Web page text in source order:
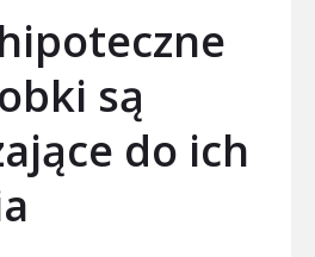
są
do ich